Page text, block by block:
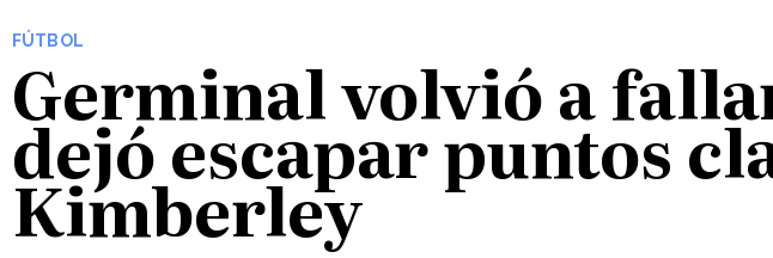
FÚTBOL
Germinal volvió a
dejó escapar puntos
Kimberley